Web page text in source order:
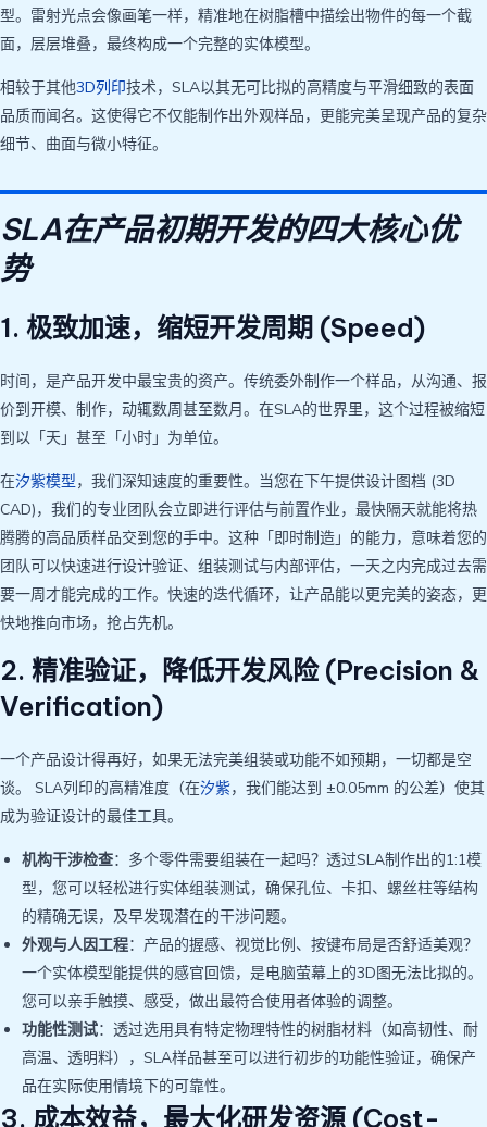
型。雷射光点会像画笔一样，精准地在树脂槽中描绘出物件的每一个截
面，层层堆叠，最终构成一个完整的实体模型。
相较于其他3D列印技术，SLA以其无可比拟的高精度与平滑细致的表面
品质而闻名。这使得它不仅能制作出外观样品，更能完美呈现产品的复杂
细节、曲面与微小特征。
SLA在产品初期开发的四大核心优
势
1. 极致加速，缩短开发周期 (Speed)
时间，是产品开发中最宝贵的资产。传统委外制作一个样品，从沟通、报
价到开模、制作，动辄数周甚至数月。在SLA的世界里，这个过程被缩短
到以「天」甚至「小时」为单位。
在汐紫模型，我们深知速度的重要性。当您在下午提供设计图档 (3D
CAD)，我们的专业团队会立即进行评估与前置作业，最快隔天就能将热
腾腾的高品质样品交到您的手中。这种「即时制造」的能力，意味着您的
团队可以快速进行设计验证、组装测试与内部评估，一天之内完成过去需
要一周才能完成的工作。快速的迭代循环，让产品能以更完美的姿态，更
快地推向市场，抢占先机。
2. 精准验证，降低开发风险 (Precision &
Verification)
一个产品设计得再好，如果无法完美组装或功能不如预期，一切都是空
谈。 SLA列印的高精准度（在汐紫，我们能达到 ±0.05mm 的公差）使其
成为验证设计的最佳工具。
机构干涉检查：多个零件需要组装在一起吗？透过SLA制作出的1:1模
型，您可以轻松进行实体组装测试，确保孔位、卡扣、螺丝柱等结构
的精确无误，及早发现潜在的干涉问题。
外观与人因工程：产品的握感、视觉比例、按键布局是否舒适美观？
一个实体模型能提供的感官回馈，是电脑萤幕上的3D图无法比拟的。
您可以亲手触摸、感受，做出最符合使用者体验的调整。
功能性测试：透过选用具有特定物理特性的树脂材料（如高韧性、耐
高温、透明料），SLA样品甚至可以进行初步的功能性验证，确保产
品在实际使用情境下的可靠性。
3. 成本效益，最大化研发资源 (Cost-